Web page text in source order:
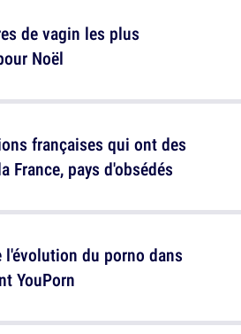
de vagin les plus
Noël
l'évolution du porno dans
YouPorn
françaises qui ont des
France, pays d'obsédés